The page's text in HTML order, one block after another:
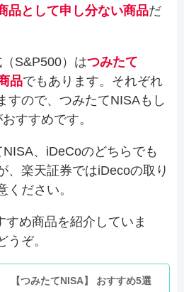
品として申し分ない商品だ
S&P500）はつみたて
品でもあります。それぞれ
すので、つみたてNISAもし
すすめです。
、iDeCoのどちらでも
、楽天証券ではiDecoの取り
ください。
すめ商品を紹介していま
うぞ。
【つみたてNISA】 おすすめ5選